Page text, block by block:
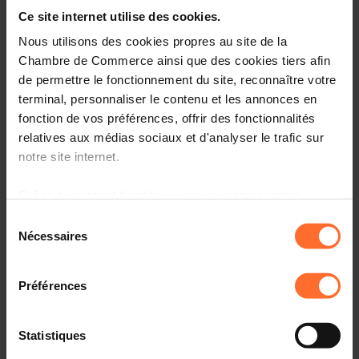
Ce site internet utilise des cookies.
Nous utilisons des cookies propres au site de la
Chambre de Commerce ainsi que des cookies tiers afin
de permettre le fonctionnement du site, reconnaître votre
terminal, personnaliser le contenu et les annonces en
fonction de vos préférences, offrir des fonctionnalités
relatives aux médias sociaux et d'analyser le trafic sur
notre site internet.
à l’exception des cookies strictement nécessaires au
fonctionnement du site. Une description des différents
cookies est accessible sous l’onglet « Détails » ci-
dessus.
Il est précisé que la navigation sur le site et certaines
fonctionnalités (ex : lecture de vidéos, partage sur les
Nécessaires
Préférences
Statistiques
entrepreneurs.
Comment? Participez à une prochaine session « le
vous informera sur l’écosystème, le cadre réglementaire
et les démarches à suivre.
Programme
entrepreneurs au Luxembourg